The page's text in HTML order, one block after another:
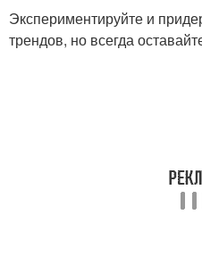
Экспериментируйте и
трендов, но всегда